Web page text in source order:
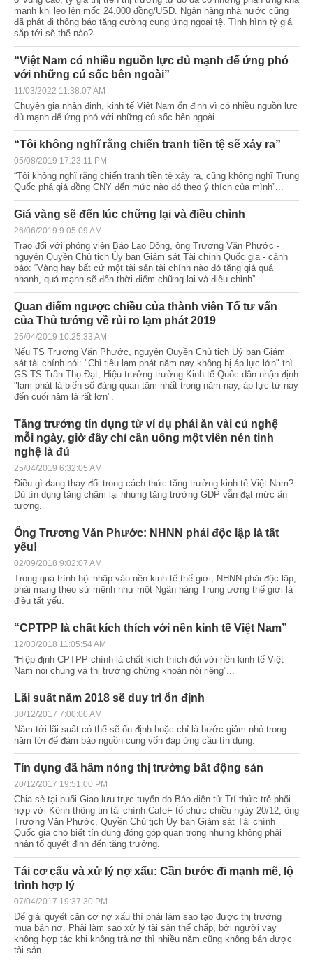
mạnh khi leo lên mốc 24.000 đồng/USD. Ngân hàng nhà nước cũng
đã phát đi thông báo tăng cường cung ứng ngoại tệ. Tình hình tỷ giá
sắp tới sẽ thế nào?
“Việt Nam có nhiều nguồn lực đủ mạnh để ứng phó
với những cú sốc bên ngoài”
11/03/2022 11:38:07 AM
Chuyên gia nhận định, kinh tế Việt Nam ổn định vì có nhiều nguồn lực
đủ mạnh để ứng phó với những cú sốc bên ngoài.
“Tôi không nghĩ rằng chiến tranh tiền tệ sẽ xảy ra”
05/08/2019 17:23:11 PM
“Tôi không nghĩ rằng chiến tranh tiền tệ xảy ra, cũng không nghĩ Trung
Quốc phá giá đồng CNY đến mức nào đó theo ý thích của mình”...
Giá vàng sẽ đến lúc chững lại và điều chỉnh
26/06/2019 9:05:09 AM
Trao đổi với phóng viên Báo Lao Động, ông Trương Văn Phước -
nguyên Quyền Chủ tịch Ủy ban Giám sát Tài chính Quốc gia - cảnh
báo: “Vàng hay bất cứ một tài sản tài chính nào đó tăng giá quá
nhanh, quá mạnh sẽ đến thời điểm chững lại và điều chỉnh”.
Quan điểm ngược chiều của thành viên Tổ tư vấn
của Thủ tướng về rủi ro lạm phát 2019
25/04/2019 10:25:33 AM
Nếu TS Trương Văn Phước, nguyên Quyền Chủ tịch Uỷ ban Giám
sát tài chính nói: "Chỉ tiêu lạm phát năm nay không bị áp lực lớn" thì
GS.TS Trần Thọ Đạt, Hiệu trưởng trường Kinh tế Quốc dân nhận định
"lạm phát là biến số đáng quan tâm nhất trong năm nay, áp lực từ nay
đến cuối năm là rất lớn".
Tăng trưởng tín dụng từ ví dụ phải ăn vài củ nghệ
mỗi ngày, giờ đây chỉ cần uống một viên nén tinh
nghệ là đủ
25/04/2019 6:32:05 AM
Điều gì đang thay đổi trong cách thức tăng trưởng kinh tế Việt Nam?
Dù tín dụng tăng chậm lại nhưng tăng trưởng GDP vẫn đạt mức ấn
tượng.
Ông Trương Văn Phước: NHNN phải độc lập là tất
yếu!
02/09/2018 9:02:07 AM
Trong quá trình hội nhập vào nền kinh tế thế giới, NHNN phải độc lập,
phải mang theo sứ mệnh như một Ngân hàng Trung ương thế giới là
điều tất yếu.
“CPTPP là chất kích thích với nền kinh tế Việt Nam”
12/03/2018 11:05:54 AM
“Hiệp định CPTPP chính là chất kích thích đối với nền kinh tế Việt
Nam nói chung và thị trường chứng khoán nói riêng”...
Lãi suất năm 2018 sẽ duy trì ổn định
30/12/2017 7:00:00 AM
Năm tới lãi suất có thể sẽ ổn định hoặc chỉ là bước giảm nhỏ trong
năm tới để đảm bảo nguồn cung vốn đáp ứng cầu tín dụng.
Tín dụng đã hâm nóng thị trường bất động sản
20/12/2017 19:51:00 PM
Chia sẻ tại buổi Giao lưu trực tuyến do Báo điện tử Trí thức trẻ phối
hợp với Kênh thông tin tài chính CafeF tổ chức chiều ngày 20/12, ông
Trương Văn Phước, Quyền Chủ tịch Ủy ban Giám sát Tài chính
Quốc gia cho biết tín dụng đóng góp quan trọng nhưng không phải
nhân tố quyết định đến tăng trưởng.
Tái cơ cấu và xử lý nợ xấu: Cần bước đi mạnh mẽ, lộ
trình hợp lý
07/04/2017 19:37:30 PM
Để giải quyết căn cơ nợ xấu thì phải làm sao tạo được thị trường
mua bán nợ. Phải làm sao xử lý tài sản thế chấp, bởi người vay
không hợp tác khi không trả nợ thì nhiều năm cũng không bán được
tài sản.